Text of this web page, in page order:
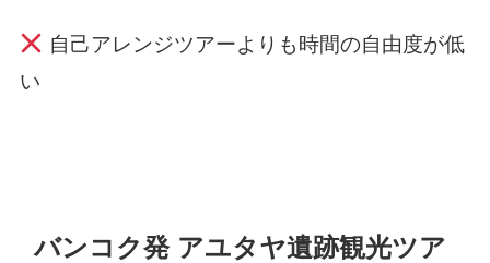
自己アレンジツアーよりも時間の自由度が低
い
バンコク発 アユタヤ遺跡観光ツア